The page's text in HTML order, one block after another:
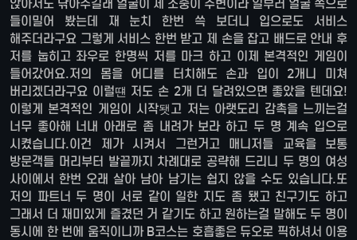
앉아서도 닦아주길래 얼굴이 제 소중이 주변이라 일부러 얼굴 쪽으로
들이밀어 봤는데 재 눈치 한번 쓱 보더니 입으로도 서비스
해주더라구요 그렇게 서비스 한번 받고 제 손을 잡고 배드로 안내 후
저를 눕히고 좌우로 한명씩 저를 마크 하고 이제 본격적인 게임이
들어갔어요.저의 몸을 어디를 터치해도 손과 입이 2개니 미쳐
버리겠더라구요 이럴떈 저도 손 2개 더 달려있으면 좋았을 텐데요!
이렇게 본격적인 게임이 시작됏고 저는 아랫도리 감촉을 느끼는걸
너무 좋아해 너내 아래로 좀 내려가 보라 하고 두 명 계속 입으로
시켰습니다.이건 제가 시켜서 그런거고 매니저들 교육을 보통
방문객들 머리부터 발끝까지 차례대로 공략해 드리니 두 명의 여성
사이에서 한번 오래 살아 남아 남기는 쉽지 않을 수도 있습니다.또
저의 파트너 두 명이 서로 같이 일한 지도 좀 됐고 친구기도 하고
그래서 더 재미있게 즐겼던 거 같기도 하고 원하는걸 말해도 두 명이
동시에 한 번에 움직이니까 B코스는 호흡좋은 듀오로 픽하셔서 이용